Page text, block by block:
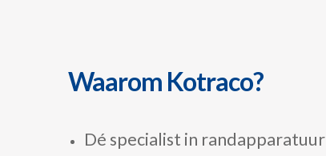
Waarom Kotraco?
Dé specialist in randapparatuur